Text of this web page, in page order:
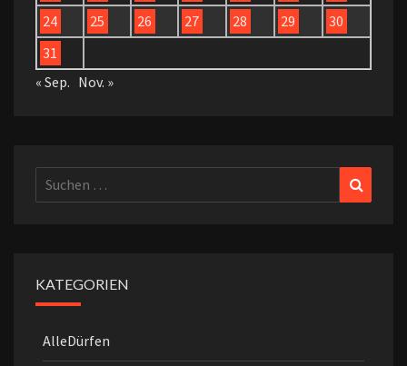
24
25 26 27 28 29
30
31
« Sep. Nov. »
Suchen
nach:
KATEGORIEN
AlleDürfen